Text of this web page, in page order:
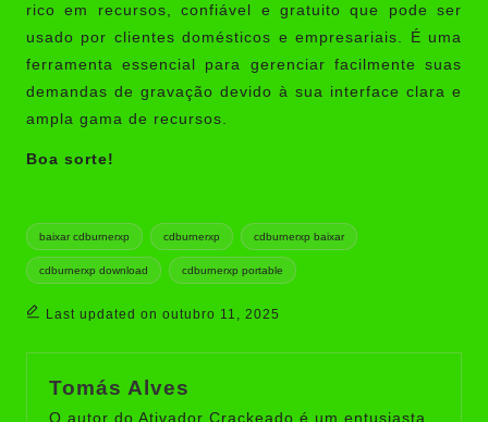
rico em recursos, confiável e gratuito que pode ser
usado por clientes domésticos e empresariais. É uma
ferramenta essencial para gerenciar facilmente suas
demandas de gravação devido à sua interface clara e
ampla gama de recursos.
Boa sorte!
Tags:
baixar cdburnerxp cdburnerxp cdburnerxp baixar
cdburnerxp download cdburnerxp portable
Last updated on outubro 11, 2025
Tomás Alves
O autor do Ativador Crackeado é um entusiasta